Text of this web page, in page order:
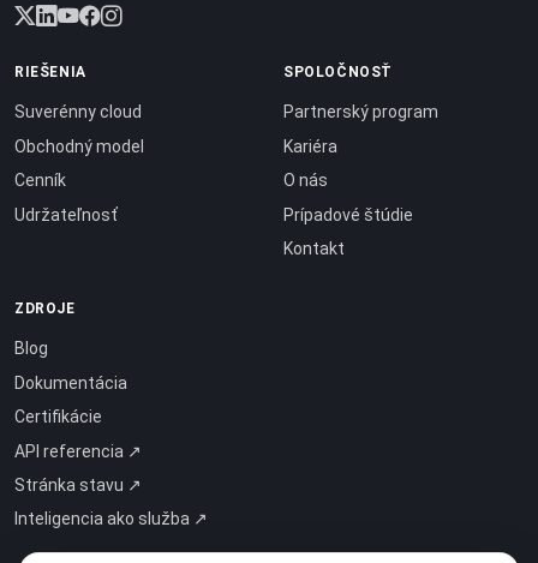
RIEŠENIA
Suverénny cloud
Obchodný model
Cenník
Udržateľnosť
SPOLOČNOSŤ
Partnerský program
Kariéra
O nás
Prípadové štúdie
Kontakt
ZDROJE
Blog
Dokumentácia
Certifikácie
API referencia ↗
Stránka stavu ↗
Inteligencia ako služba ↗